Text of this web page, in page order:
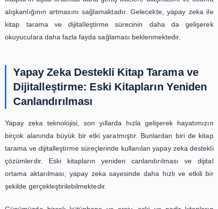
yanlış taramalar ve yazı hataları sıkça görülürken,
sayesinde bu hataların önüne geçilmektedir. Bu da
daha doğru ve güvenilir bir okuma deneyimi yaşamasını
Yapay zeka ile kitap tarama ve dijitalleştirme
kitapların dijital ortama aktarılmasıyla sınırlı değildir.
kitapların içeriklerinin de analiz edilmesini sağlar.
ulaşmaları mümkün olur. Örneğin, bir kitapta
kelimelerin ve konuların belirlenmesi, okuyucuların
verimli bir şekilde okumalarını sağlar.
Yapay zeka ile kitap tarama ve dijitalleştirme süreci aynı